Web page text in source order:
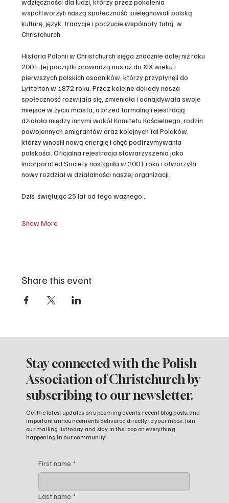
wdzięczności dla ludzi, którzy przez pokolenia
współtworzyli naszą społeczność, pielęgnowali polską
kulturę, język, tradycje i poczucie wspólnoty tutaj, w
Christchurch.
Historia Polonii w Christchurch sięga znacznie dalej niż roku
2001. Jej początki prowadzą nas aż do XIX wieku i
pierwszych polskich osadników, którzy przypłynęli do
Lyttelton w 1872 roku. Przez kolejne dekady nasza
społeczność rozwijała się, zmieniała i odnajdywała swoje
miejsce w życiu miasta, a przed formalną rejestracją
działała między innymi wokół Komitetu Kościelnego, rodzin
powojennych emigrantów oraz kolejnych fal Polaków,
którzy wnosili nową energię i chęć podtrzymywania
polskości. Oficjalna rejestracja stowarzyszenia jako
Incorporated Society nastąpiła w 2001 roku i otworzyła
nowy rozdział w działalności naszej organizacji.
Dziś, świętując 25 lat od tego ważnego…
Show More
Share this event
Stay connected with the Polish
Association of Christchurch by
subscribing to our newsletter.
Get the latest updates on upcoming events, recent blog posts, and
important announcements delivered directly to your inbox. Join
our mailing list today and stay in the loop on everything
happening in our community!
First name *
Last name *